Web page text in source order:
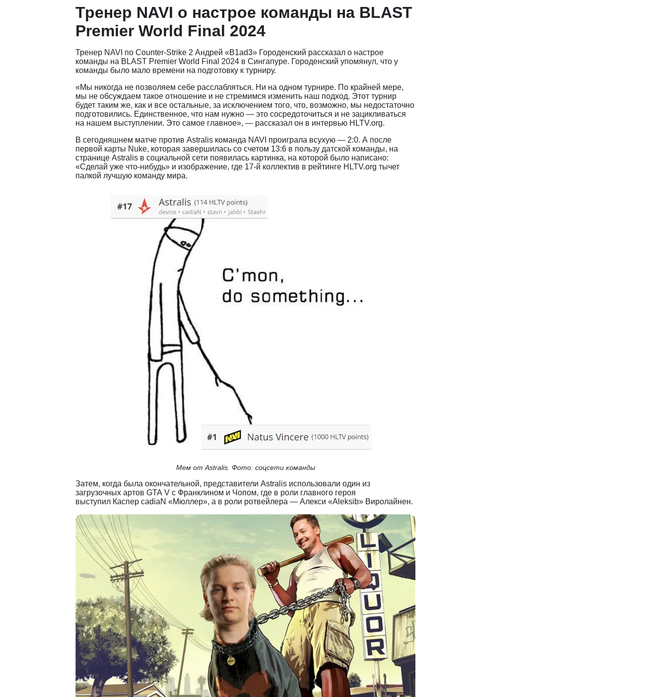
Тренер NAVI о настрое команды на BLAST
Premier World Final 2024
Тренер NAVI по Counter-Strike 2 Андрей «B1ad3» Городенский рассказал о настрое
команды на BLAST Premier World Final 2024 в Сингапуре. Городенский упомянул, что у
команды было мало времени на подготовку к турниру.
«Мы никогда не позволяем себе расслабляться. Ни на одном турнире. По крайней мере,
мы не обсуждаем такое отношение и не стремимся изменить наш подход. Этот турнир
будет таким же, как и все остальные, за исключением того, что, возможно, мы недостаточно
подготовились. Единственное, что нам нужно — это сосредоточиться и не зацикливаться
на нашем выступлении. Это самое главное», — рассказал он в интервью HLTV.org.
В сегодняшнем матче против Astralis команда NAVI проиграла всухую — 2:0. А после
первой карты Nuke, которая завершилась со счетом 13:6 в пользу датской команды, на
странице Astralis в социальной сети появилась картинка, на которой было написано:
«Сделай уже что-нибудь» и изображение, где 17-й коллектив в рейтинге HLTV.org тычет
палкой лучшую команду мира.
Мем от Astralis. Фото: соцсети команды
Затем, когда была окончательной, представители Astralis использовали один из
загрузочных артов GTA V с Франклином и Чопом, где в роли главного героя
выступил Каспер cadiaN «Мюллер», а в роли ротвейлера — Алекси «Aleksib» Виролайнен.